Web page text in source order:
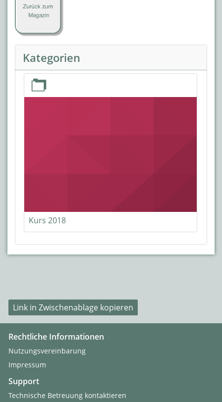
Kategorien
Kurs 2018
Link in Zwischenablage kopieren
Rechtliche Informationen
Nutzungsvereinbarung
Impressum
Support
Technische Betreuung kontaktieren